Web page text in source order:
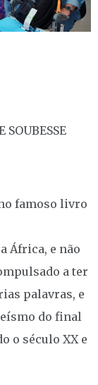
SOUBESSE
famoso livro
África, e não
a ter
palavras, e
do final
o século XX e